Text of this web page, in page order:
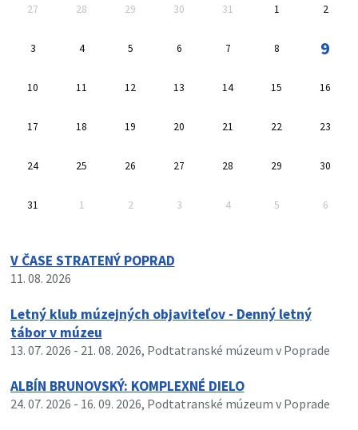
27 28 29 30 31 1 2
3 4 5 6 7 8 9
10 11 12 13 14 15 16
17 18 19 20 21 22 23
24 25 26 27 28 29 30
31 1 2 3 4 5 6
V ČASE STRATENÝ POPRAD
11. 08. 2026
Letný klub múzejných objaviteľov - Denný letný
tábor v múzeu
13. 07. 2026 - 21. 08. 2026, Podtatranské múzeum v Poprade
ALBÍN BRUNOVSKÝ: KOMPLEXNÉ DIELO
24. 07. 2026 - 16. 09. 2026, Podtatranské múzeum v Poprade